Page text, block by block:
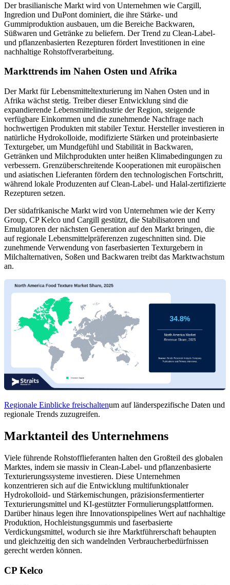
Der brasilianische Markt wird von Unternehmen wie Cargill,
Ingredion und DuPont dominiert, die ihre Stärke- und
Gummiproduktion ausbauen, um die Bereiche Backwaren,
Süßwaren und Getränke zu beliefern. Der Trend zu Clean-Label-
und pflanzenbasierten Rezepturen fördert Investitionen in eine
nachhaltige Rohstoffverarbeitung.
Markttrends im Nahen Osten und Afrika
Der Markt für Lebensmitteltexturierung im Nahen Osten und in
Afrika wächst stetig. Treiber dieser Entwicklung sind die
expandierende Lebensmittelindustrie der Region, steigende
verfügbare Einkommen und die zunehmende Nachfrage nach
hochwertigen Produkten mit stabiler Textur. Hersteller investieren in
natürliche Hydrokolloide, modifizierte Stärken und proteinbasierte
Texturgeber, um Mundgefühl und Stabilität in Backwaren,
Getränken und Milchprodukten unter heißen Klimabedingungen zu
verbessern. Grenzüberschreitende Kooperationen mit europäischen
und asiatischen Lieferanten fördern den technologischen Fortschritt,
während lokale Produzenten auf Clean-Label- und Halal-zertifizierte
Rezepturen setzen.
Der südafrikanische Markt wird von Unternehmen wie der Kerry
Group, CP Kelco und Cargill gestützt, die Stabilisatoren und
Emulgatoren der nächsten Generation auf den Markt bringen, die
auf regionale Lebensmittelpräferenzen zugeschnitten sind. Die
zunehmende Verwendung von faserbasierten Texturgebern in
Milchalternativen, Soßen und Backwaren treibt das Marktwachstum
an.
Regionale Einblicke freischaltenum auf länderspezifische Daten und
regionale Trends zuzugreifen.
Marktanteil des Unternehmens
Viele führende Rohstofflieferanten halten den Großteil des globalen
Marktes, indem sie massiv in Clean-Label- und pflanzenbasierte
Texturierungssysteme investieren. Diese Unternehmen
konzentrieren sich auf die Entwicklung multifunktionaler
Hydrokolloid- und Stärkemischungen, präzisionsfermentierter
Texturierungsmittel und KI-gestützter Formulierungsplattformen.
Darüber hinaus legen ihre Innovationspipelines Wert auf nachhaltige
Produktion, Hochleistungsgummis und faserbasierte
Verdickungsmittel, wodurch sie ihre Marktführerschaft behaupten
und gleichzeitig den sich wandelnden Verbraucherbedürfnissen
gerecht werden können.
CP Kelco